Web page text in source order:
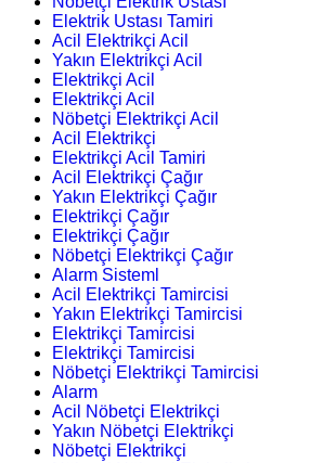
Elektrik Ustası Tamiri
Acil Elektrikçi Acil
Yakın Elektrikçi Acil
Elektrikçi Acil
Elektrikçi Acil
Nöbetçi Elektrikçi Acil
Acil Elektrikçi
Elektrikçi Acil Tamiri
Acil Elektrikçi Çağır
Yakın Elektrikçi Çağır
Elektrikçi Çağır
Elektrikçi Çağır
Nöbetçi Elektrikçi Çağır
Alarm Sisteml
Acil Elektrikçi Tamircisi
Yakın Elektrikçi Tamircisi
Elektrikçi Tamircisi
Elektrikçi Tamircisi
Nöbetçi Elektrikçi Tamircisi
Alarm
Acil Nöbetçi Elektrikçi
Yakın Nöbetçi Elektrikçi
Nöbetçi Elektrikçi